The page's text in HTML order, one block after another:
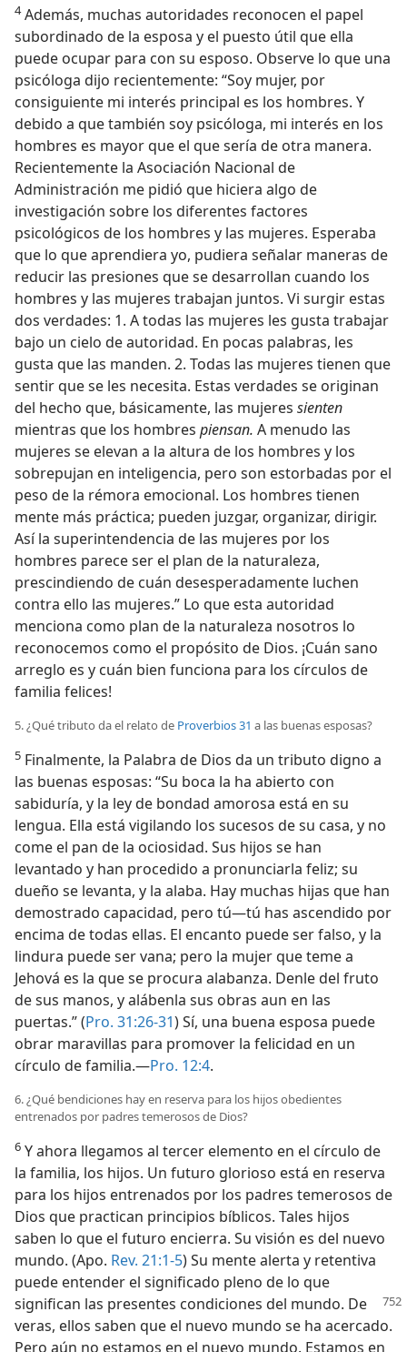
4Además, muchas autoridades reconocen el papel
subordinado de la esposa y el puesto útil que ella
puede ocupar para con su esposo. Observe lo que una
psicóloga dijo recientemente: “Soy mujer, por
consiguiente mi interés principal es los hombres. Y
debido a que también soy psicóloga, mi interés en los
hombres es mayor que el que sería de otra manera.
Recientemente la Asociación Nacional de
Administración me pidió que hiciera algo de
investigación sobre los diferentes factores
psicológicos de los hombres y las mujeres. Esperaba
que lo que aprendiera yo, pudiera señalar maneras de
reducir las presiones que se desarrollan cuando los
hombres y las mujeres trabajan juntos. Vi surgir estas
dos verdades: 1. A todas las mujeres les gusta trabajar
bajo un cielo de autoridad. En pocas palabras, les
gusta que las manden. 2. Todas las mujeres tienen que
sentir que se les necesita. Estas verdades se originan
del hecho que, básicamente, las mujeres sienten
mientras que los hombres piensan. A menudo las
mujeres se elevan a la altura de los hombres y los
sobrepujan en inteligencia, pero son estorbadas por el
peso de la rémora emocional. Los hombres tienen
mente más práctica; pueden juzgar, organizar, dirigir.
Así la superintendencia de las mujeres por los
hombres parece ser el plan de la naturaleza,
prescindiendo de cuán desesperadamente luchen
contra ello las mujeres.” Lo que esta autoridad
menciona como plan de la naturaleza nosotros lo
reconocemos como el propósito de Dios. ¡Cuán sano
arreglo es y cuán bien funciona para los círculos de
familia felices!
5. ¿Qué tributo da el relato de Proverbios 31 a las buenas esposas?
5 Finalmente, la Palabra de Dios da un tributo digno a
las buenas esposas: “Su boca la ha abierto con
sabiduría, y la ley de bondad amorosa está en su
lengua. Ella está vigilando los sucesos de su casa, y no
come el pan de la ociosidad. Sus hijos se han
levantado y han procedido a pronunciarla feliz; su
dueño se levanta, y la alaba. Hay muchas hijas que han
demostrado capacidad, pero tú—tú has ascendido por
encima de todas ellas. El encanto puede ser falso, y la
lindura puede ser vana; pero la mujer que teme a
Jehová es la que se procura alabanza. Denle del fruto
de sus manos, y alábenla sus obras aun en las
puertas.” (Pro. 31:26-31) Sí, una buena esposa puede
obrar maravillas para promover la felicidad en un
círculo de familia.—Pro. 12:4.
6. ¿Qué bendiciones hay en reserva para los hijos obedientes
entrenados por padres temerosos de Dios?
6 Y ahora llegamos al tercer elemento en el círculo de
la familia, los hijos. Un futuro glorioso está en reserva
para los hijos entrenados por los padres temerosos de
Dios que practican principios bíblicos. Tales hijos
saben lo que el futuro encierra. Su visión es del nuevo
mundo. (Apo. Rev. 21:1-5) Su mente alerta y retentiva
puede entender el significado pleno de lo que
significan las presentes condiciones del mundo. De
veras, ellos saben que el nuevo mundo se ha acercado.
Pero aún no estamos en el nuevo mundo. Estamos en